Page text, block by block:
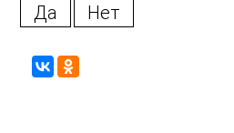
Да Нет